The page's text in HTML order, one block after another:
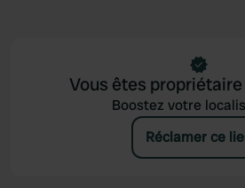
Vous êtes
Boostez votre
Réclamer ce